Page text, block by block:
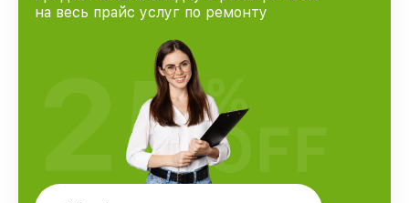
на весь прайс услуг по ремонту
25%
OFF